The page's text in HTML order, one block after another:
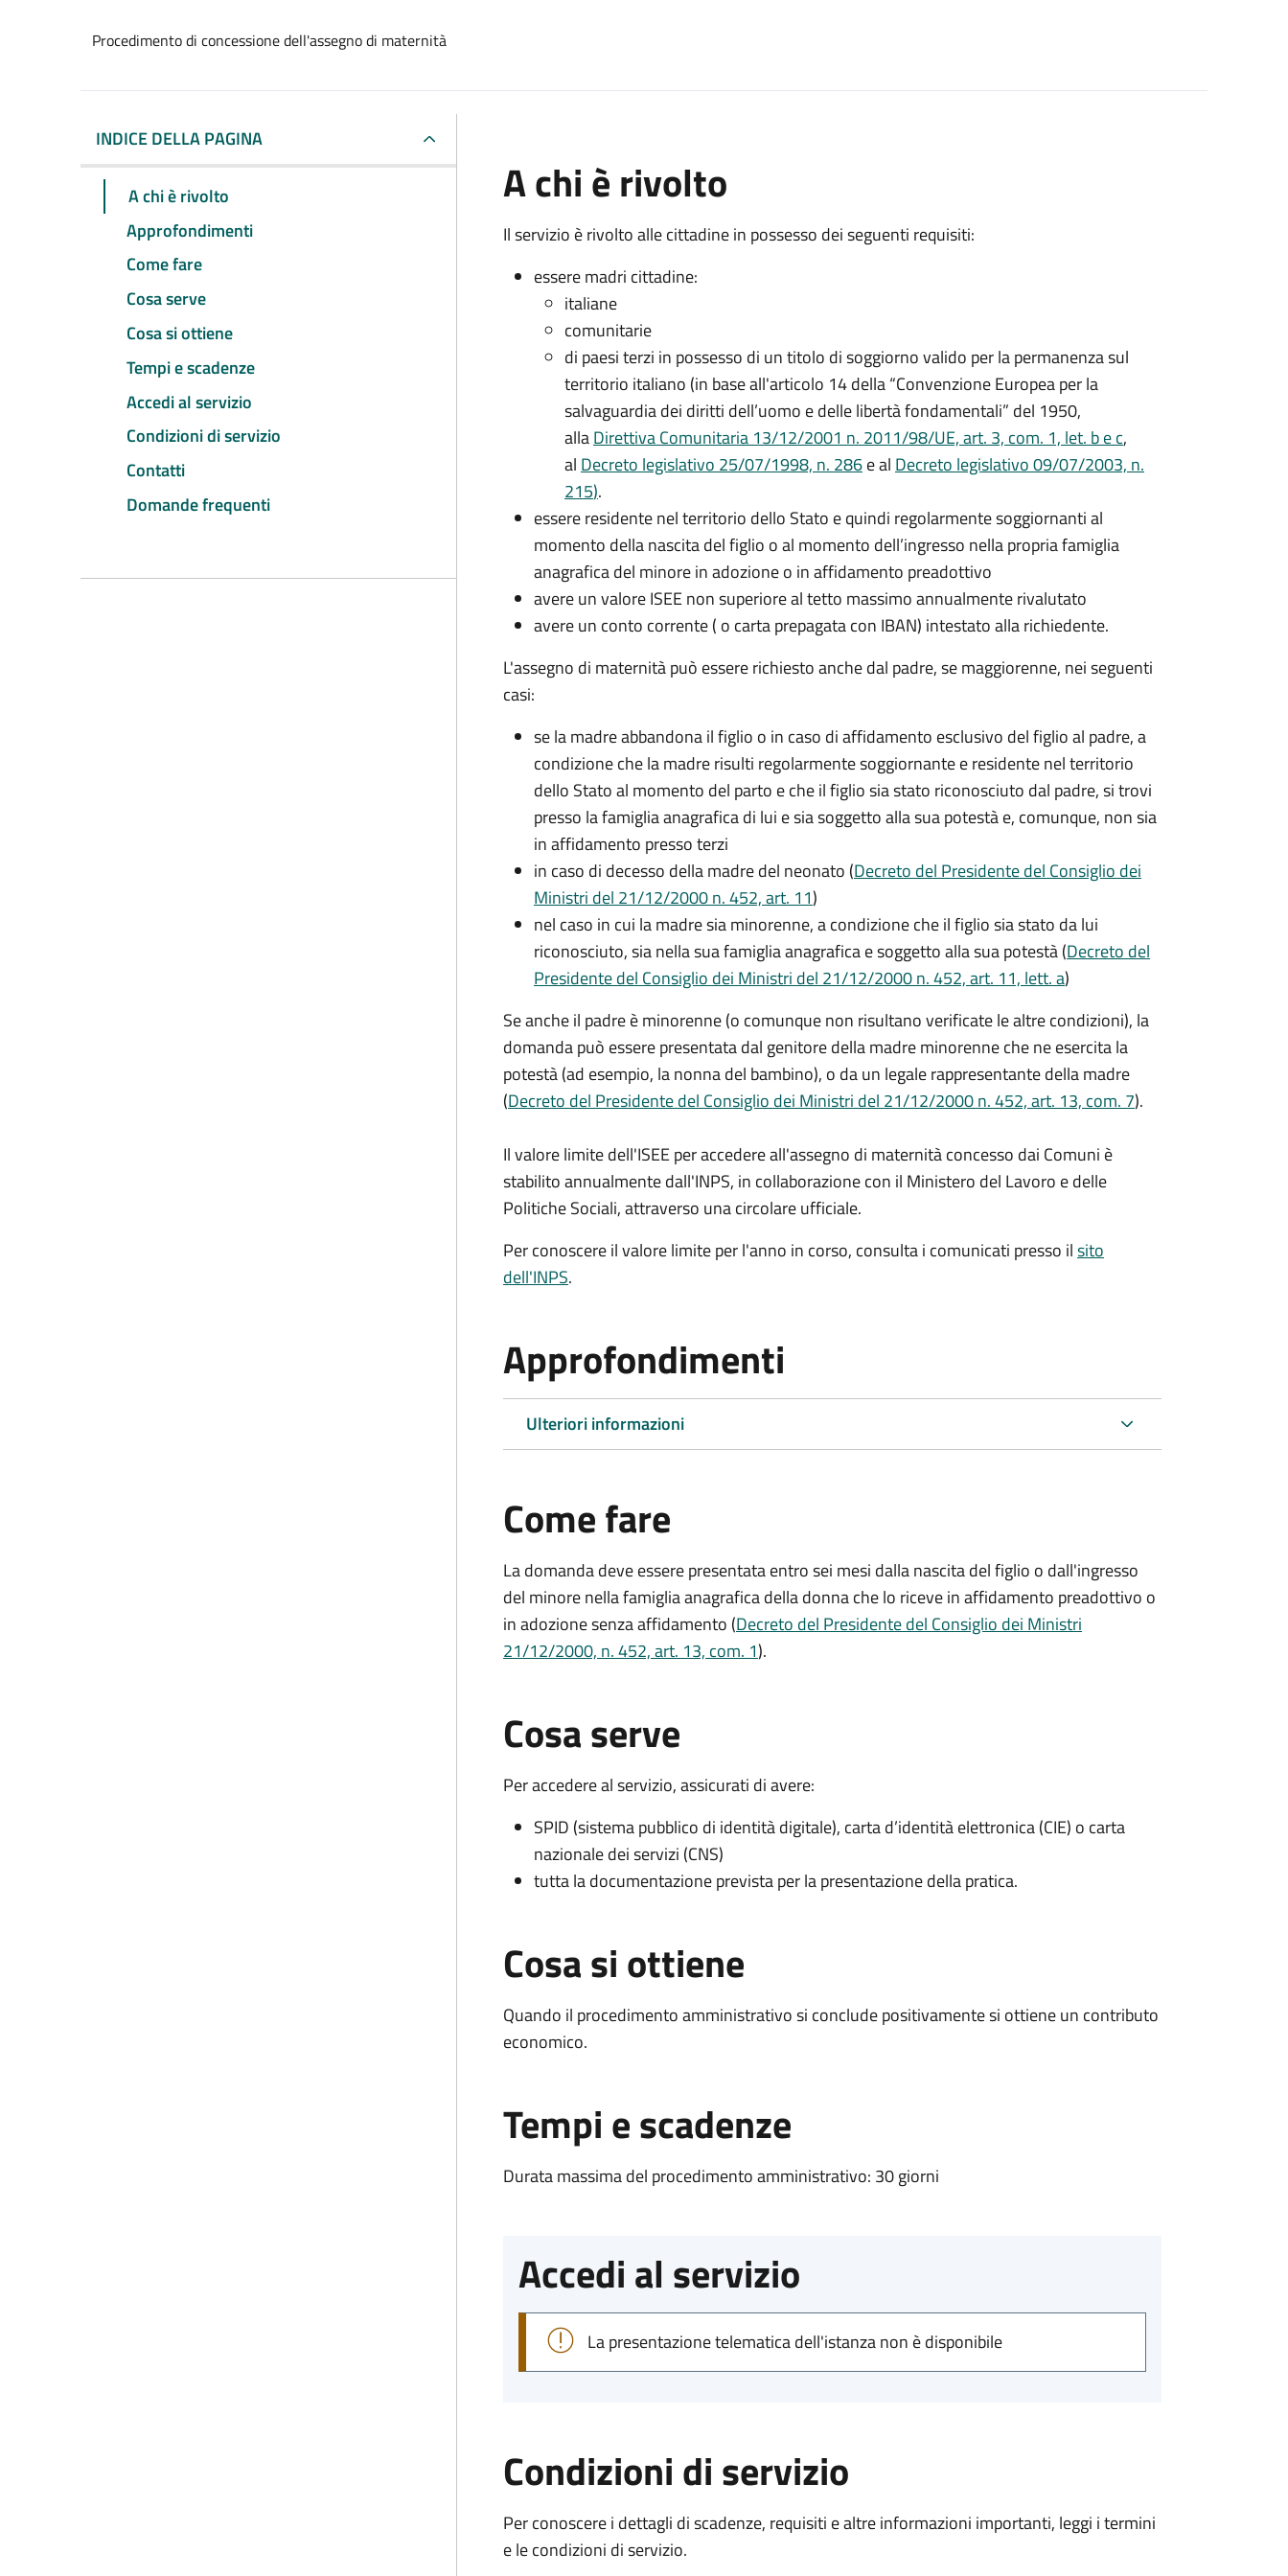
Procedimento di concessione dell'assegno di maternità
INDICE DELLA PAGINA
A chi è rivolto
Approfondimenti
Come fare
Cosa serve
Cosa si ottiene
Tempi e scadenze
Accedi al servizio
Condizioni di servizio
Contatti
Domande frequenti
A chi è rivolto
Il servizio è rivolto alle cittadine in possesso dei seguenti requisiti:
essere madri cittadine:
italiane
comunitarie
di paesi terzi in possesso di un titolo di soggiorno valido per la permanenza sul
territorio italiano (in base all'articolo 14 della “Convenzione Europea per la
salvaguardia dei diritti dell’uomo e delle libertà fondamentali” del 1950,
allaDirettiva Comunitaria 13/12/2001 n. 2011/98/UE, art. 3, com. 1, let. b e c,
al Decreto legislativo 25/07/1998, n. 286e al Decreto legislativo 09/07/2003, n.
215).
essere residente nel territorio dello Stato e quindi regolarmente soggiornanti al
momento della nascita del figlio o al momento dell’ingresso nella propria famiglia
anagrafica del minore in adozione o in affidamento preadottivo
avere un valore ISEE non superiore al tetto massimo annualmente rivalutato
avere un conto corrente ( o carta prepagata con IBAN) intestato alla richiedente.
L'assegno di maternità può essere richiesto anche dal padre, se maggiorenne, nei seguenti
casi:
se la madre abbandona il figlio o in caso di affidamento esclusivo del figlio al padre, a
condizione che la madre risulti regolarmente soggiornante e residente nel territorio
dello Stato al momento del parto e che il figlio sia stato riconosciuto dal padre, si trovi
presso la famiglia anagrafica di lui e sia soggetto alla sua potestà e, comunque, non sia
in affidamento presso terzi
in caso di decesso della madre del neonato (Decreto del Presidente del Consiglio dei
Ministri del 21/12/2000 n. 452, art. 11)
nel caso in cui la madre sia minorenne, a condizione che il figlio sia stato da lui
riconosciuto, sia nella sua famiglia anagrafica e soggetto alla sua potestà (Decreto del
Presidente del Consiglio dei Ministri del 21/12/2000 n. 452, art. 11, lett. a)
Se anche il padre è minorenne (o comunque non risultano verificate le altre condizioni), la
domanda può essere presentata dal genitore della madre minorenne che ne esercita la
potestà (ad esempio, la nonna del bambino), o da un legale rappresentante della madre
(Decreto del Presidente del Consiglio dei Ministri del 21/12/2000 n. 452, art. 13, com. 7).
Il valore limite dell'ISEE per accedere all'assegno di maternità concesso dai Comuni è
stabilito annualmente dall'INPS, in collaborazione con il Ministero del Lavoro e delle
Politiche Sociali, attraverso una circolare ufficiale.
Per conoscere il valore limite per l'anno in corso, consulta i comunicati presso ilsito
dell'INPS.
Approfondimenti
Ulteriori informazioni
Come fare
La domanda deve essere presentataentro sei mesi dalla nascita del figlio o dall'ingresso
del minore nella famiglia anagrafica della donna che lo riceve in affidamento preadottivo o
in adozione senza affidamento (Decreto del Presidente del Consiglio dei Ministri
21/12/2000, n. 452, art. 13, com. 1).
Cosa serve
Per accedere al servizio, assicurati di avere:
SPID (sistema pubblico di identità digitale), carta d’identità elettronica (CIE) o carta
nazionale dei servizi (CNS)
tutta la documentazione prevista per la presentazione della pratica.
Cosa si ottiene
Quando il procedimento amministrativo si conclude positivamente si ottiene un contributo
economico.
Tempi e scadenze
Durata massima del procedimento amministrativo: 30 giorni
Accedi al servizio
La presentazione telematica dell'istanza non è disponibile
Condizioni di servizio
Per conoscere i dettagli di scadenze, requisiti e altre informazioni importanti, leggi i termini
e le condizioni di servizio.